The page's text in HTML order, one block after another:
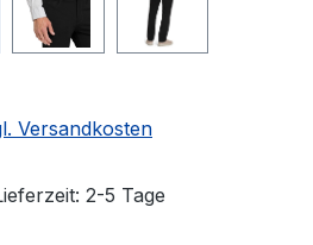
Versandkosten
2-5 Tage